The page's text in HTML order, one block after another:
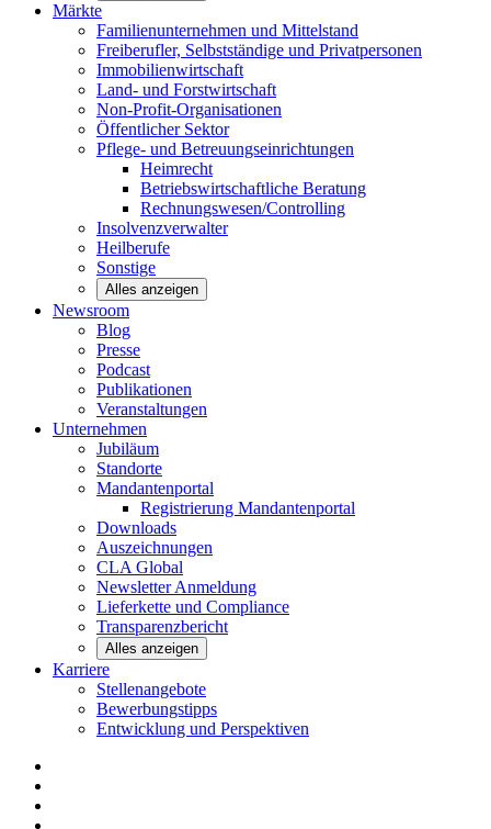
Märkte
Familienunternehmen und Mittelstand
Freiberufler, Selbstständige und Privatpersonen
Immobilienwirtschaft
Land- und Forstwirtschaft
Non-Profit-Organisationen
Öffentlicher Sektor
Pflege- und Betreuungseinrichtungen
Heimrecht
Betriebswirtschaftliche Beratung
Rechnungswesen/Controlling
Insolvenzverwalter
Heilberufe
Sonstige
Alles anzeigen
Newsroom
Blog
Presse
Podcast
Publikationen
Veranstaltungen
Unternehmen
Jubiläum
Standorte
Mandantenportal
Registrierung Mandantenportal
Downloads
Auszeichnungen
CLA Global
NewsletterAnmeldung
Lieferkette und Compliance
Transparenzbericht
Alles anzeigen
Karriere
Stellenangebote
Bewerbungstipps
Entwicklung und Perspektiven